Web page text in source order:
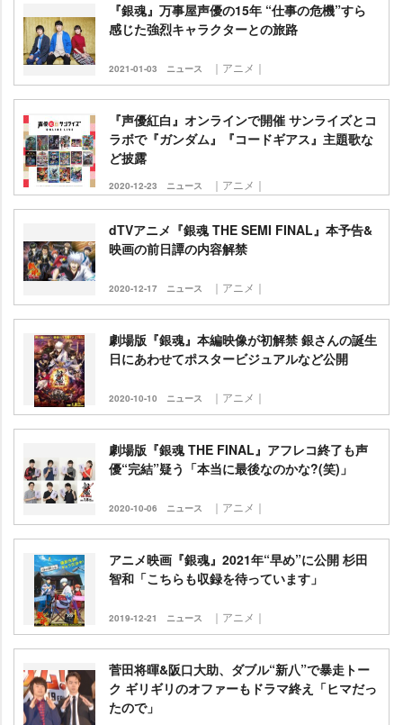
『銀魂』万事屋声優の15年 “仕事の危機”すら
感じた強烈キャラクターとの旅路
2021-01-03 ニュース ｜アニメ｜
『声優紅白』オンラインで開催 サンライズとコ
ラボで『ガンダム』『コードギアス』主題歌な
ど披露
2020-12-23 ニュース ｜アニメ｜
dTVアニメ『銀魂 THE SEMI FINAL』本予告&
映画の前日譚の内容解禁
2020-12-17 ニュース ｜アニメ｜
劇場版『銀魂』本編映像が初解禁 銀さんの誕生
日にあわせてポスタービジュアルなど公開
2020-10-10 ニュース ｜アニメ｜
劇場版『銀魂 THE FINAL』アフレコ終了も声
優“完結”疑う「本当に最後なのかな?(笑)」
2020-10-06 ニュース ｜アニメ｜
アニメ映画『銀魂』2021年“早め”に公開 杉田
智和「こちらも収録を待っています」
2019-12-21 ニュース ｜アニメ｜
菅田将暉&阪口大助、ダブル“新八”で暴走トー
ク ギリギリのオファーもドラマ終え「ヒマだっ
たので」